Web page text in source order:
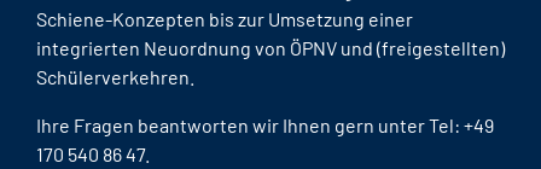
Schiene-Konzepten bis zur Umsetzung einer
integrierten Neuordnung von ÖPNV und (freigestellten)
Schülerverkehren.
Ihre Fragen beantworten wir Ihnen gern unter Tel: +49
170 540 86 47.